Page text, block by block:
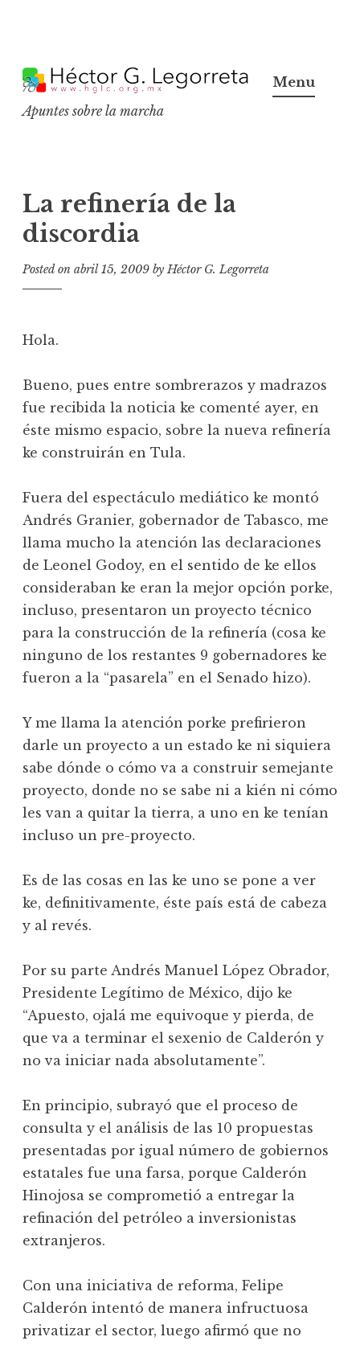
k
p
c
o
n
Apuntes sobre la marcha
Menu
La refinería de la
discordia
Posted on abril 15, 2009 byHéctor G. Legorreta
Hola.
Bueno, pues entre sombrerazos y madrazos
fue recibida la noticia ke comenté ayer, en
éste mismo espacio, sobre la nueva refinería
ke construirán en Tula.
Fuera del espectáculo mediático ke montó
Andrés Granier, gobernador de Tabasco, me
llama mucho la atención las declaraciones
de Leonel Godoy, en el sentido de ke ellos
consideraban ke eran la mejor opción porke,
incluso, presentaron un proyecto técnico
para la construcción de la refinería (cosa ke
ninguno de los restantes 9 gobernadores ke
fueron a la “pasarela” en el Senado hizo).
Y me llama la atención porke prefirieron
darle un proyecto a un estado ke ni siquiera
sabe dónde o cómo va a construir semejante
proyecto, donde no se sabe ni a kién ni cómo
les van a quitar la tierra, a uno en ke tenían
incluso un pre-proyecto.
Es de las cosas en las ke uno se pone a ver
ke, definitivamente, éste país está de cabeza
y al revés.
Por su parte Andrés Manuel López Obrador,
Presidente Legítimo de México, dijo ke
“Apuesto, ojalá me equivoque y pierda, de
que va a terminar el sexenio de Calderón y
no va iniciar nada absolutamente”.
En principio, subrayó que el proceso de
consulta y el análisis de las 10 propuestas
presentadas por igual número de gobiernos
estatales fue una farsa, porque Calderón
Hinojosa se comprometió a entregar la
refinación del petróleo a inversionistas
extranjeros.
Con una iniciativa de reforma, Felipe
Calderón intentó de manera infructuosa
privatizar el sector, luego afirmó que no